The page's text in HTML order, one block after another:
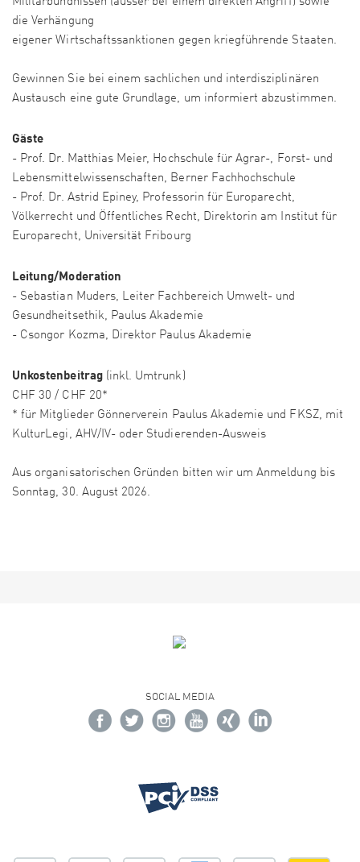
die Verhängung
eigener Wirtschaftssanktionen gegen kriegführende Staaten.
Gewinnen Sie bei einem sachlichen und interdisziplinären
Austausch eine gute Grundlage, um informiert abzustimmen.
Gäste
- Prof. Dr. Matthias Meier, Hochschule für Agrar-, Forst- und
Lebensmittelwissenschaften, Berner Fachhochschule
- Prof. Dr. Astrid Epiney, Professorin für Europarecht,
Völkerrecht und Öffentliches Recht, Direktorin am Institut für
Europarecht, Universität Fribourg
Leitung/Moderation
- Sebastian Muders, Leiter Fachbereich Umwelt- und
Gesundheitsethik, Paulus Akademie
- Csongor Kozma, Direktor Paulus Akademie
Unkostenbeitrag(inkl. Umtrunk)
CHF 30 / CHF 20*
* für Mitglieder Gönnerverein Paulus Akademie und FKSZ, mit
KulturLegi, AHV/IV- oder Studierenden-Ausweis
Aus organisatorischen Gründen bitten wir um Anmeldung bis
Sonntag, 30. August 2026.
SOCIAL MEDIA